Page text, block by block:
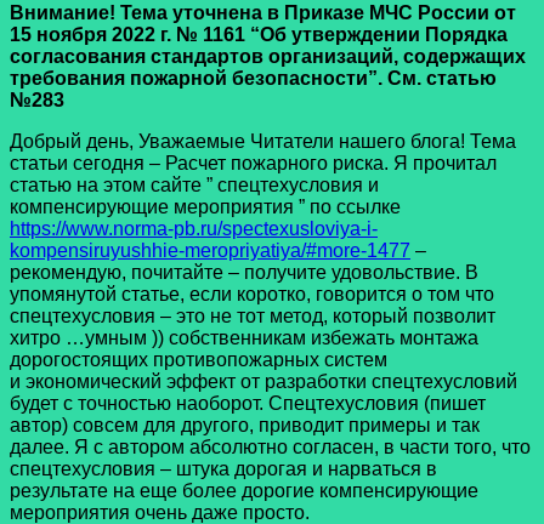
Внимание! Тема уточнена в Приказе МЧС России от
15 ноября 2022 г. № 1161 “Об утверждении Порядка
согласования стандартов организаций, содержащих
требования пожарной безопасности”. См. статью
№283
Добрый день, Уважаемые Читатели нашего блога! Тема
статьи сегодня – Расчет пожарного риска. Я прочитал
статью на этом сайте ” спецтехусловия и
компенсирующие мероприятия ” по ссылке
https://www.norma-pb.ru/spectexusloviya-i-
kompensiruyushhie-meropriyatiya/#more-1477 –
рекомендую, почитайте – получите удовольствие. В
упомянутой статье, если коротко, говорится о том что
спецтехусловия – это не тот метод, который позволит
хитро …умным )) собственникам избежать монтажа
дорогостоящих противопожарных систем
и экономический эффект от разработки спецтехусловий
будет с точностью наоборот. Спецтехусловия (пишет
автор) совсем для другого, приводит примеры и так
далее. Я с автором абсолютно согласен, в части того, что
спецтехусловия – штука дорогая и нарваться в
результате на еще более дорогие компенсирующие
мероприятия очень даже просто.